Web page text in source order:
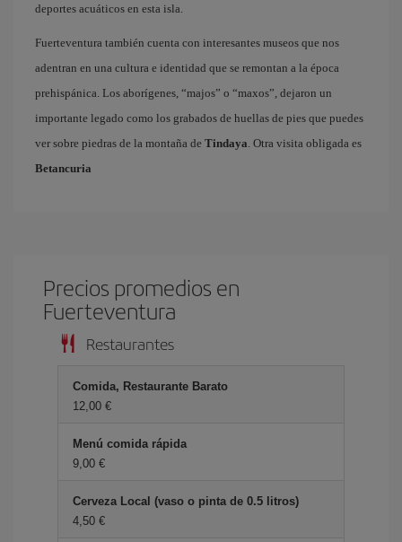
deportes acuáticos en esta isla.
Fuerteventura también cuenta con interesantes museos que nos
adentran en una cultura e identidad que se remontan a la época
prehispánica. Los aborígenes, “majos” o “maxos”, dejaron un
importante legado como los grabados de huellas de pies que puedes
ver sobre piedras de la montaña de Tindaya. Otra visita obligada es
Betancuria
Precios promedios en
Fuerteventura
Restaurantes
Comida, Restaurante Barato
12,00 €
Menú comida rápida
9,00 €
Cerveza Local (vaso o pinta de 0.5 litros)
4,50 €